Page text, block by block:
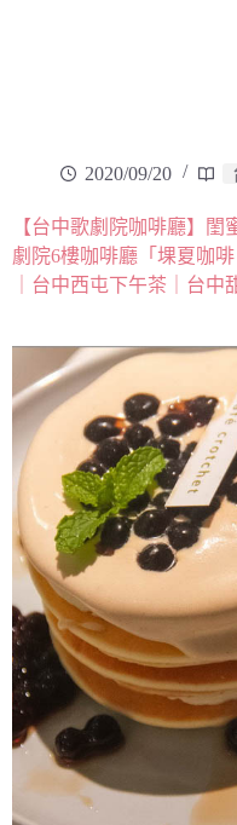
2020/09/20
【台中歌劇院咖啡廳】
劇院6樓咖啡廳「堁夏咖
｜台中西屯下午茶｜台中